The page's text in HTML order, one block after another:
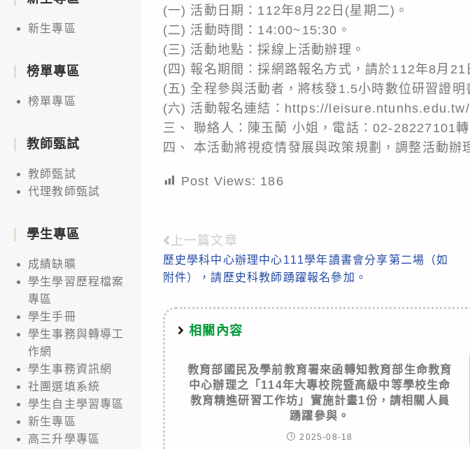
(一) 活動日期：112年8月22日(星期二)。
(二) 活動時間：14:00~15:30。
(三) 活動地點：採線上活動辦理。
(四) 報名期間：採網路報名方式，請於112年8月
(五) 全程參與活動者，將核發1.5小時數位研習證明
(六) 活動報名連結：https://
三、 聯絡人：陳玉蘭 小姐，電話：02-28227101轉
四、 本活動將視疫情發展與政策規劃，調整活動辦
Post Views: 186
Read
more
上一篇文章
歷史學科中心辦理中心111學年讀書會分享第二場（如
附件），請歷史科教師踴躍報名參加。
相關內容
教育部國民及學前教育署來函轉知教育部生命教育
中心辦理之「114年大專校院暨高級中等學校生命
教育精進研習工作坊」實施計畫1份，請相關人員
踴躍參與。
2025-08-18
新生專區
榜單專區
榜單專區
教師甄試
教師甄試
代理教師甄試
學生專區
成績缺曠
學生學習歷程檔案
專區
學生手冊
學生事務與轉導工
作網
學生事務資訊網
社團選填系統
學生自主學習專區
新生專區
高三升學專區